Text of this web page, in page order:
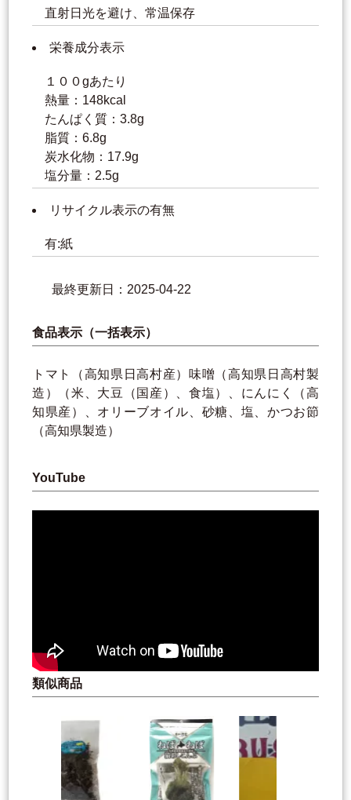
直射日光を避け、常温保存
栄養成分表示
１００gあたり
熱量：148kcal
たんぱく質：3.8g
脂質：6.8g
炭水化物：17.9g
塩分量：2.5g
リサイクル表示の有無
有:紙
最終更新日：2025-04-22
食品表示（一括表示）
トマト（高知県日高村産）味噌（高知県日高村製
造）（米、大豆（国産）、食塩）、にんにく（高
知県産）、オリーブオイル、砂糖、塩、かつお節
（高知県製造）
YouTube
類似商品